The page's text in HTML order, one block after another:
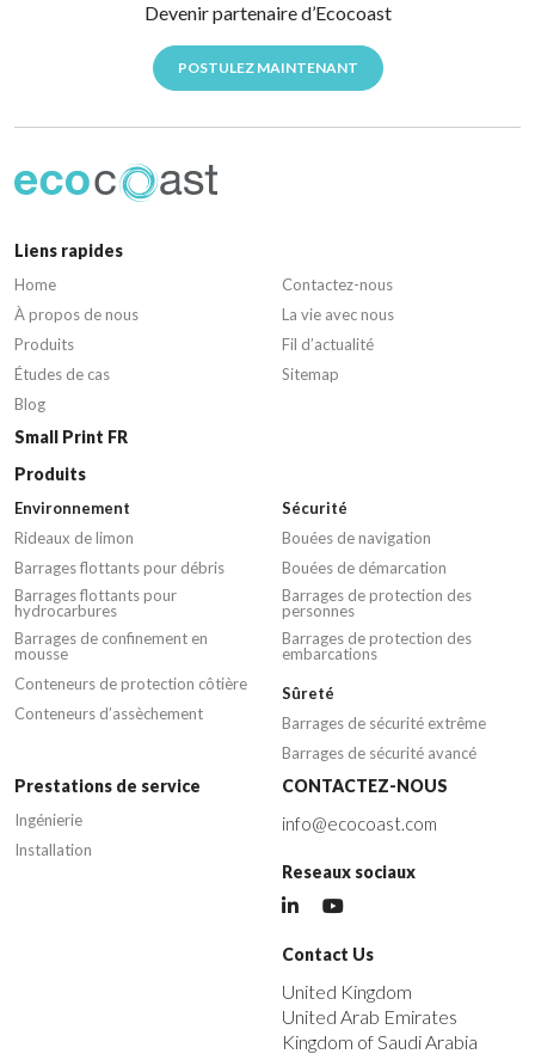
Devenir partenaire d’Ecocoast
POSTULEZ MAINTENANT
Liens rapides
Home
À propos de nous
Produits
Études de cas
Blog
Contactez-nous
La vie avec nous
Fil d’actualité
Sitemap
Small Print FR
Produits
Environnement
Rideaux de limon
Barrages flottants pour débris
Barrages flottants pour
hydrocarbures
Barrages de confinement en
mousse
Conteneurs de protection côtière
Conteneurs d’assèchement
Sécurité
Bouées de navigation
Bouées de démarcation
Barrages de protection des
personnes
Barrages de protection des
embarcations
Sûreté
Barrages de sécurité extrême
Barrages de sécurité avancé
Prestations de service
Ingénierie
Installation
CONTACTEZ-NOUS
info@ecocoast.com
Reseaux sociaux
Contact Us
United Kingdom
United Arab Emirates
Kingdom of Saudi Arabia